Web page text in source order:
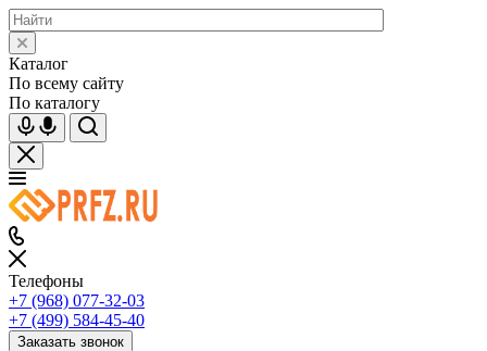
Каталог
По всему сайту
По каталогу
Телефоны
+7 (968) 077-32-03
+7 (499) 584-45-40
Заказать звонок